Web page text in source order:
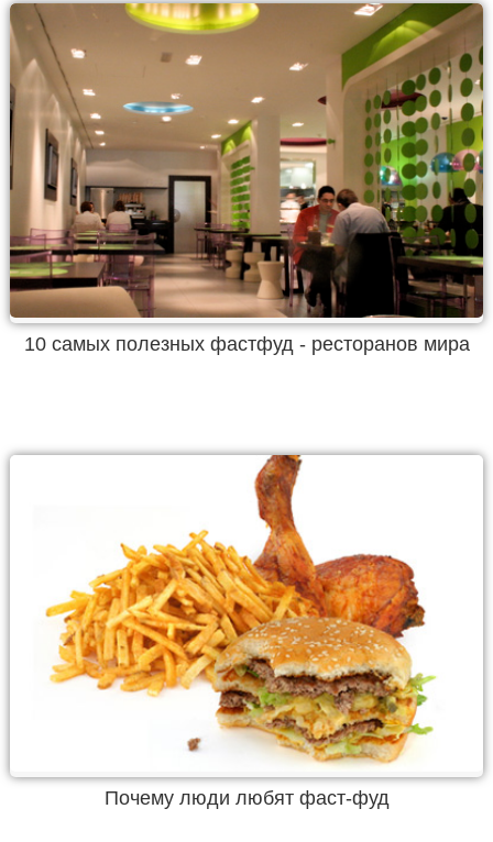
10 самых полезных фастфуд - ресторанов мира
Почему люди любят фаст-фуд